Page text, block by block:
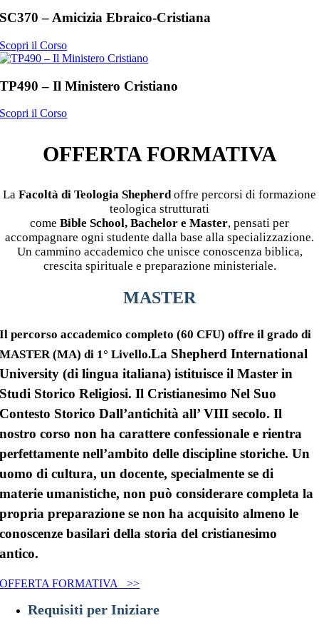
SC370 – Amicizia Ebraico-Cristiana
Scopri il Corso
TP490 – Il Ministero Cristiano
Scopri il Corso
OFFERTA FORMATIVA
La Facoltà di Teologia Shepherdoffre percorsi di formazione
teologica strutturati
come Bible School, Bachelor e Master, pensati per
accompagnare ogni studente dalla base alla specializzazione.
Un cammino accademico che unisce conoscenza biblica,
crescita spirituale e preparazione ministeriale.
MASTER
Il percorso accademico completo (60 CFU) offre il grado di
MASTER (MA) di 1° Livello.La Shepherd International
University (di lingua italiana) istituisce ilMaster in
Studi Storico Religiosi. Il Cristianesimo Nel Suo
Contesto Storico Dall’antichità all’ VIII secolo. Il
nostro corso non ha carattere confessionale e rientra
perfettamente nell’ambito delle discipline storiche. Un
uomo di cultura, un docente, specialmente se di
materie umanistiche, non può considerare completa la
propria preparazione se non ha acquisito almeno le
conoscenze basilari della storia del cristianesimo
antico.
OFFERTA FORMATIVA >>
Requisiti per Iniziare